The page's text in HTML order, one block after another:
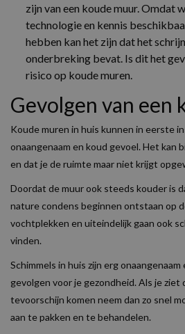
zijn van een koude muur. Omdat
technologie en kennis
hebben kan het zijn dat het
onderbreking bevat. Is dit het
risico op koude muren.
Gevolgen van een
Koude muren in huis kunnen in eerste
onaangenaam en koud gevoel. Het kan
en dat je de ruimte maar niet krijgt
Doordat de muur ook steeds kouder is
nature condens beginnen ontstaan op
vochtplekken en uiteindelijk gaan ook
vinden.
Schimmels in huis zijn erg
gevolgen voor je gezondheid. Als je
tevoorschijn komen neem dan zo snel
aan te pakken en te behandelen.